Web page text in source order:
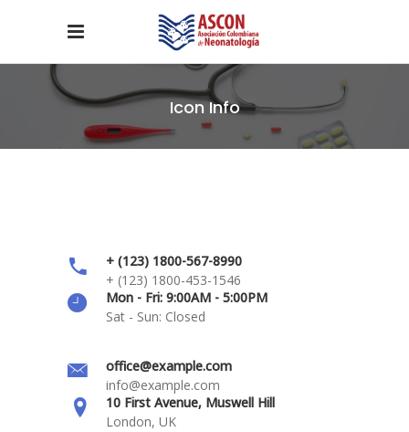
Icon Info
+ (123) 1800-567-8990
+ (123) 1800-453-1546
Mon - Fri: 9:00AM - 5:00PM
Sat - Sun: Closed
office@example.com
info@example.com
10 First Avenue, Muswell Hill
London, UK